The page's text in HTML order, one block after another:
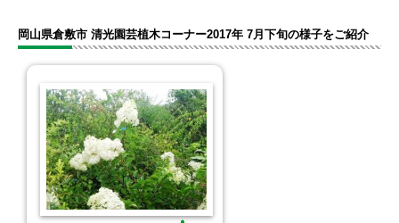
岡山県倉敷市 清光園芸植木コーナー2017年 7月下旬の様子をご紹介